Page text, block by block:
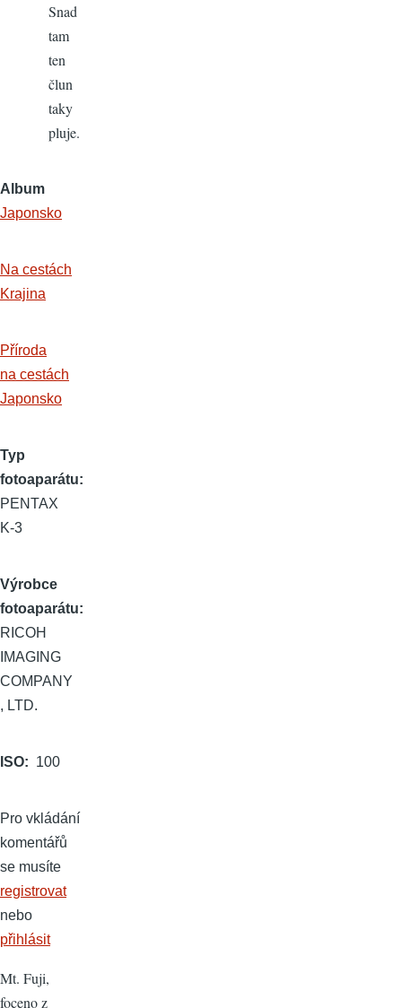
Snad
tam
ten
člun
taky
pluje.
Album
Japonsko
Na cestách
Krajina
Příroda
na cestách
Japonsko
Typ
fotoaparátu
PENTAX
K-3
Výrobce
fotoaparátu
RICOH
IMAGING
COMPANY
, LTD.
ISO 100
Pro vkládání
komentářů
se musíte
registrovat
nebo
přihlásit
Mt. Fuji,
foceno z